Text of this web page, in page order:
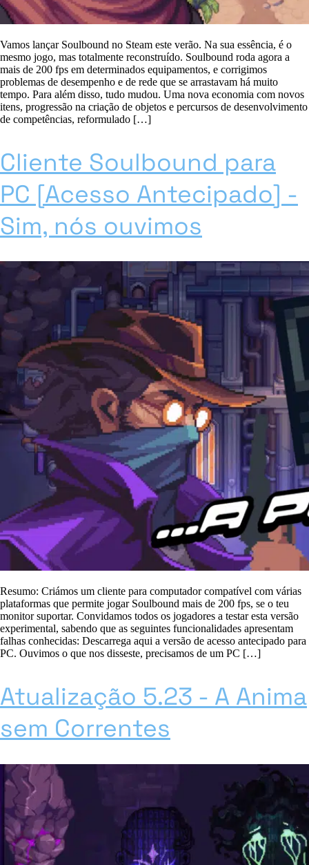
Vamos lançar Soulbound no Steam este verão. Na sua essência, é o
mesmo jogo, mas totalmente reconstruído. Soulbound roda agora a
mais de 200 fps em determinados equipamentos, e corrigimos
problemas de desempenho e de rede que se arrastavam há muito
tempo. Para além disso, tudo mudou. Uma nova economia com novos
itens, progressão na criação de objetos e percursos de desenvolvimento
de competências, reformulado […]
Cliente Soulbound para
PC [Acesso Antecipado] -
Sim, nós ouvimos
Resumo: Criámos um cliente para computador compatível com várias
plataformas que permite jogar Soulbound mais de 200 fps, se o teu
monitor suportar. Convidamos todos os jogadores a testar esta versão
experimental, sabendo que as seguintes funcionalidades apresentam
falhas conhecidas: Descarrega aqui a versão de acesso antecipado para
PC. Ouvimos o que nos disseste, precisamos de um PC […]
Atualização 5.23 - A Anima
sem Correntes